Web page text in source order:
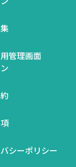
管理画面
シーポリシー